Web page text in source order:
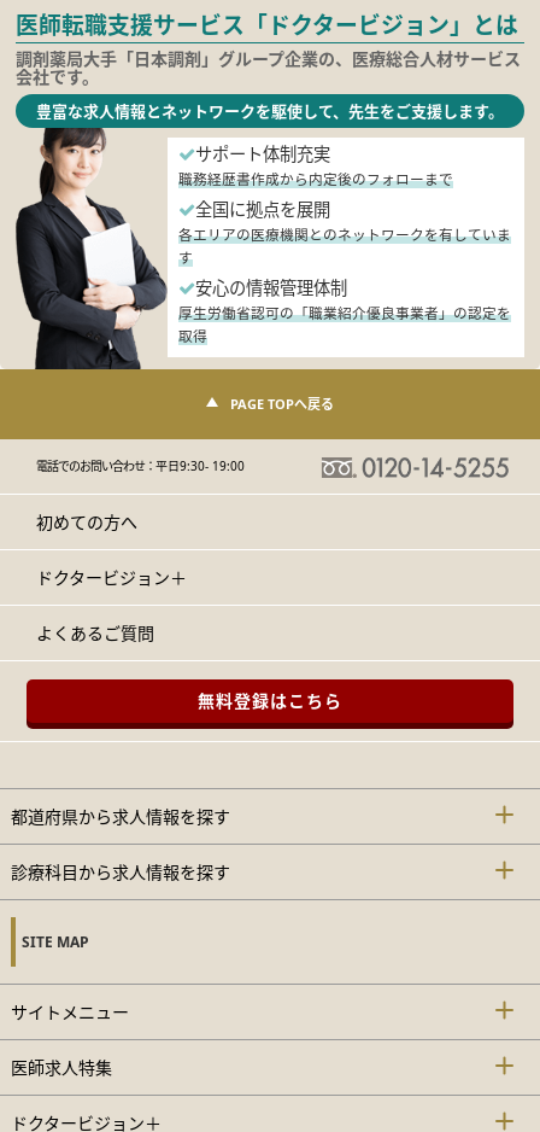
医師転職支援サービス「ドクタービジョン」とは
調剤薬局大手「日本調剤」グループ企業の、医療総合人材サービス
会社です。
豊富な求人情報とネットワークを駆使して、先生をご支援します。
サポート体制充実
職務経歴書作成から内定後のフォローまで
全国に拠点を展開
各エリアの医療機関とのネットワークを有していま
す
安心の情報管理体制
厚生労働省認可の「職業紹介優良事業者」の認定を
取得
PAGE TOPへ戻る
電話でのお問い合わせ：平日9:30- 19:00
初めての方へ
ドクタービジョン＋
よくあるご質問
無料登録はこちら
都道府県から求人情報を探す
診療科目から求人情報を探す
SITE MAP
サイトメニュー
医師求人特集
ドクタービジョン＋